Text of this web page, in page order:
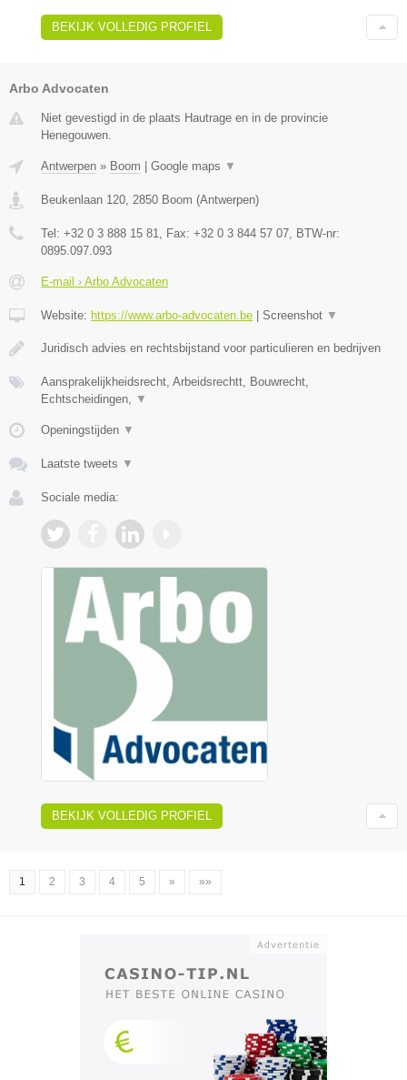
BEKIJK VOLLEDIG PROFIEL
Arbo Advocaten
Niet gevestigd in de plaats Hautrage en in de provincie
Henegouwen.
Antwerpen » Boom | Google maps ▼
Beukenlaan 120 2850 Boom (Antwerpen)
Tel: +32 0 3 888 15 81 , Fax: +32 0 3 844 57 07 , BTW-nr:
0895.097.093
E-mail › Arbo Advocaten
Website: https://www.arbo-advocaten.be | Screenshot ▼
Juridisch advies en rechtsbijstand voor particulieren en bedrijven
Aansprakelijkheidsrecht, Arbeidsrechtt, Bouwrecht,
Echtscheidingen,
▼
Openingstijden ▼
Laatste tweets ▼
Sociale media:
BEKIJK VOLLEDIG PROFIEL
1 2 3 4 5 » »»